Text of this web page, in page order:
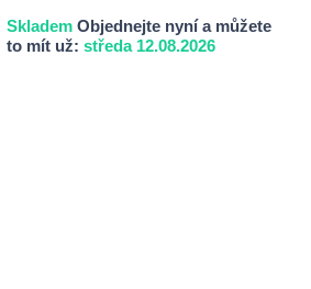
Skladem Objednejte nyní a můžete
to mít už: středa 12.08.2026